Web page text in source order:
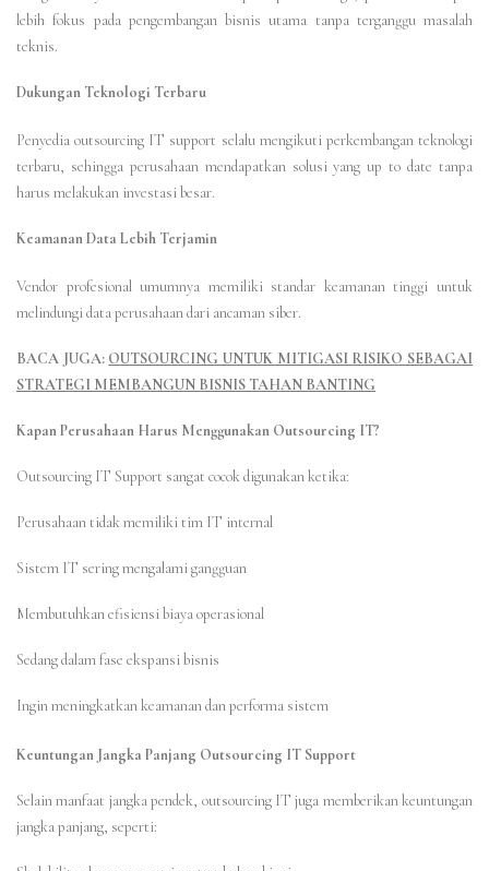
lebih fokus pada pengembangan bisnis utama tanpa terganggu masalah
teknis.
Dukungan Teknologi Terbaru
Penyedia outsourcing IT support selalu mengikuti perkembangan teknologi
terbaru, sehingga perusahaan mendapatkan solusi yang up to date tanpa
harus melakukan investasi besar.
Keamanan Data Lebih Terjamin
Vendor profesional umumnya memiliki standar keamanan tinggi untuk
melindungi data perusahaan dari ancaman siber.
BACA JUGA: OUTSOURCING UNTUK MITIGASI RISIKO SEBAGAI
STRATEGI MEMBANGUN BISNIS TAHAN BANTING
Kapan Perusahaan Harus Menggunakan Outsourcing IT?
Outsourcing IT Support sangat cocok digunakan ketika:
Perusahaan tidak memiliki tim IT internal
Sistem IT sering mengalami gangguan
Membutuhkan efisiensi biaya operasional
Sedang dalam fase ekspansi bisnis
Ingin meningkatkan keamanan dan performa sistem
Keuntungan Jangka Panjang Outsourcing IT Support
Selain manfaat jangka pendek, outsourcing IT juga memberikan keuntungan
jangka panjang, seperti: